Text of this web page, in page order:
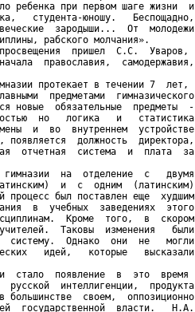
ребенка при первом шаге жизни  и
студента-юношу.   Беспощадно,
зародыши...  От  молодежи
рабского молчания».
пришел  С.С.  Уваров,
православия,  самодержавия,
протекает в течении 7  лет,
предметами  гимназического
новые  обязательные  предметы  -
но   логика   и   статистика
и  во  внутреннем  устройстве
появляется  должность  директора,
отчетная  система  и  плата  за
гимназии  на  отделение  с   двумя
и  с  одним  (латинским)
процесс был поставлен еще  худшим
в  учебных  заведениях  этого
Кроме  того,  в  скором
Таковы  изменения   были
систему.  Однако  они  не   могли
идей,   которые   высказали
стало  появление  в  это  время
русской  интеллигенции,  продукта
большинстве  своем,  оппозиционно
государственной  власти.   Н.А.